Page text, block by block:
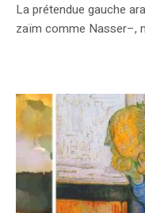
La prétendue gauche
zaïm comme Nasser–,